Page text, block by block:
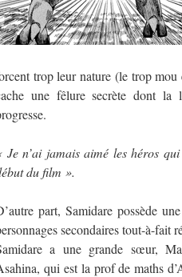
trop leur nature (le trop
une fêlure secrète dont la
Je n’ai jamais aimé les héros
du film ».
part, Samidare possède
secondaires tout-à-fait
a une grande sœur,
qui est la prof de maths